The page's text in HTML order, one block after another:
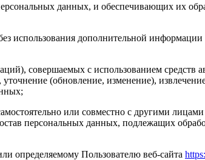
данных, и обеспечивающих их
использования дополнительной
совершаемых с использованием средств
(обновление, изменение),
или совместно с другими
персональных данных, подлежащих
определяемому Пользователю веб-сайта